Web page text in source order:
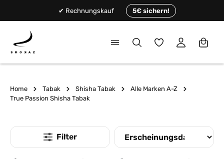
✔ Rechnungskauf 5€ sichern!
Du hast 0
Home Tabak Shisha Tabak
Alle Marken A-Z
True Passion Shisha Tabak